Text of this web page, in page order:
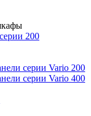
200
серии Vario 200
серии Vario 400